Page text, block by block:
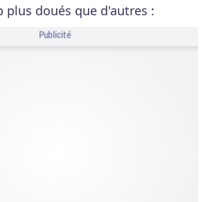
plus doués que d'autres :
Publicité